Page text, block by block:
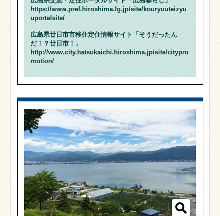
https://www.pref.hiroshima.lg.jp/site/kouryuuteizyu
uportalsite/
広島県廿日市市移住定住情報サイト「そうだったん
だ！？廿日市！」
http://www.city.hatsukaichi.hiroshima.jp/site/citypro
motion/